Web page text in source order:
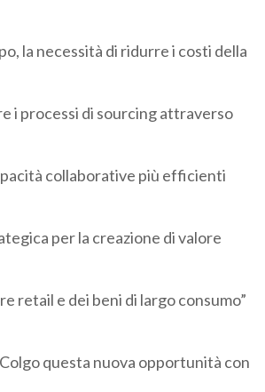
la necessità di ridurre i costi della
i processi di sourcing attraverso
collaborative più efficienti
per la creazione di valore
retail e dei beni di largo consumo”
questa nuova opportunità con